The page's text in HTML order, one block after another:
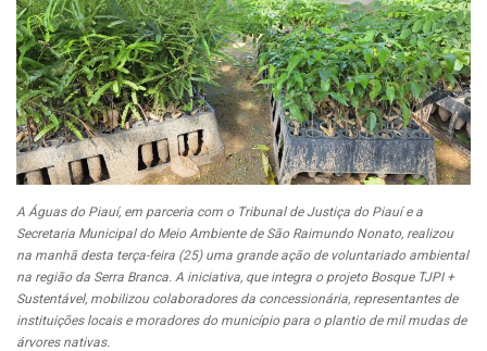
A Águas do Piauí, em parceria com o Tribunal de Justiça do Piauí e a
Secretaria Municipal do Meio Ambiente de São Raimundo Nonato, realizou
na manhã desta terça-feira (25) uma grande ação de voluntariado ambiental
na região da Serra Branca. A iniciativa, que integra o projeto Bosque TJPI +
Sustentável, mobilizou colaboradores da concessionária, representantes de
instituições locais e moradores do município para o plantio de mil mudas de
árvores nativas.